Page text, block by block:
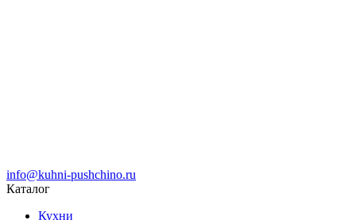
info@kuhni-pushchino.ru
Каталог
Кухни